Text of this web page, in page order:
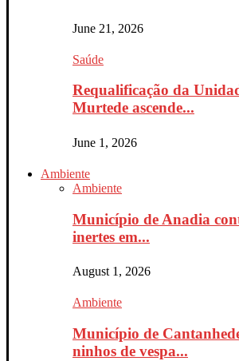
June 21, 2026
Saúde
Requalificação da
Murtede ascende...
June 1, 2026
Ambiente
Ambiente
Município de Anadia
inertes em...
August 1, 2026
Ambiente
Município de
ninhos de vespa...